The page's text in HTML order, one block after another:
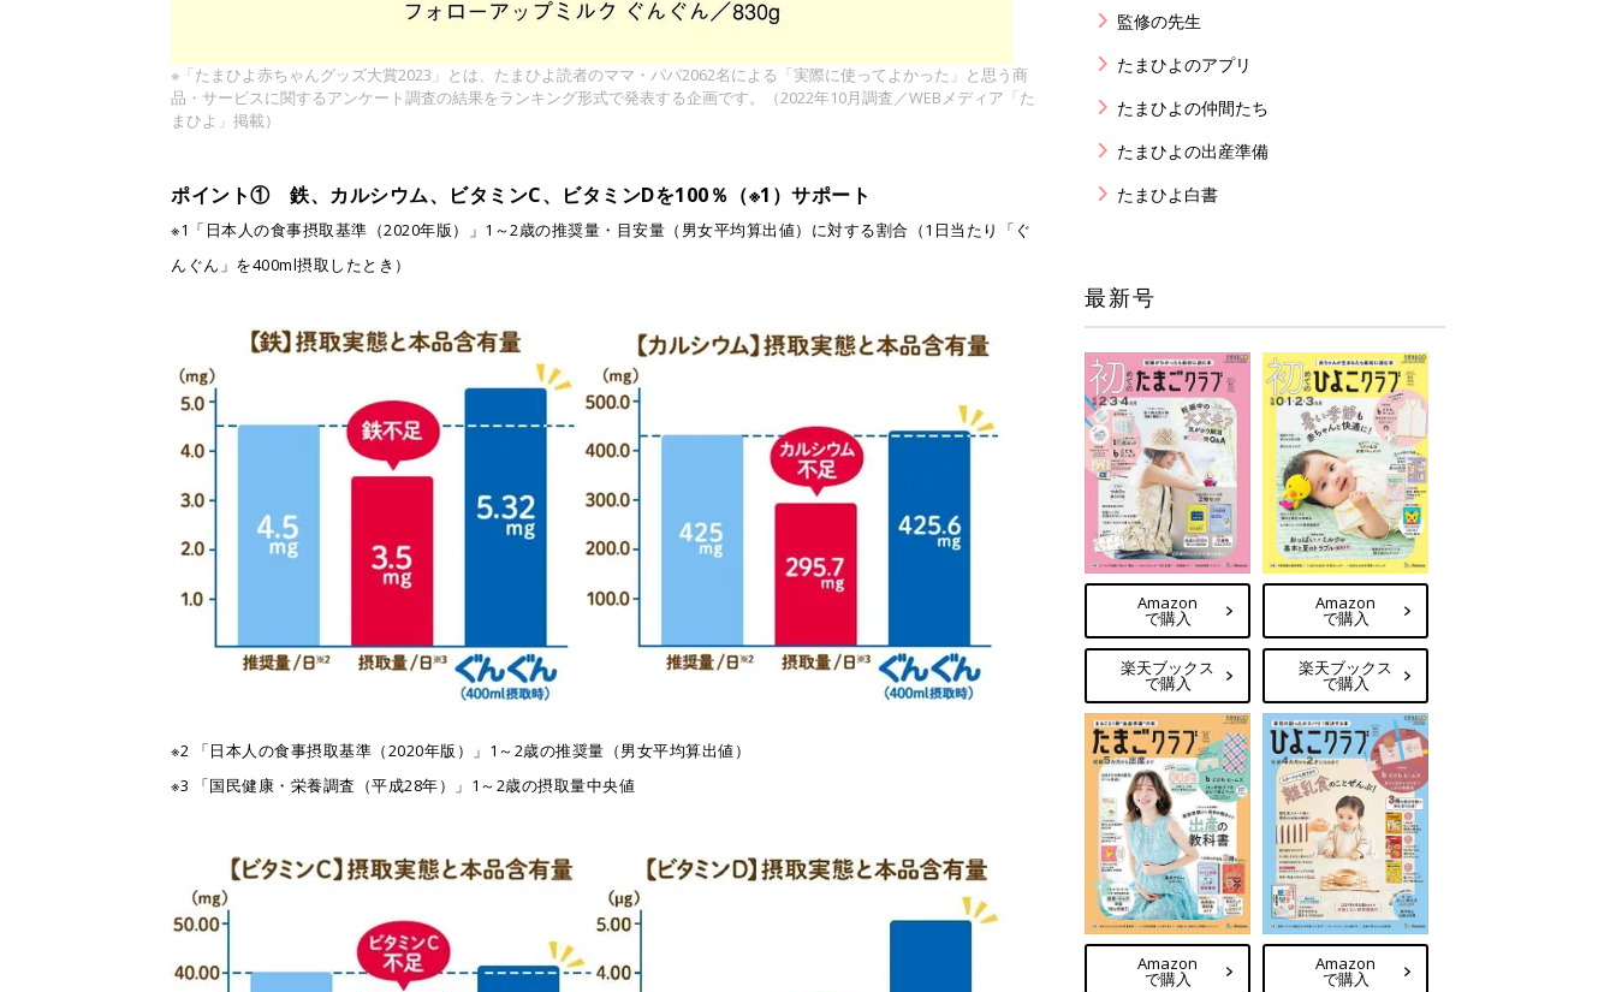
※「たまひよ赤ちゃんグッズ大賞2023」とは、たまひよ読者のママ・パパ2062名による「実際に使ってよかった」と思う商
品・サービスに関するアンケート調査の結果をランキング形式で発表する企画です。（2022年10月調査／WEBメディア「た
まひよ」掲載）
ポイント① 鉄、カルシウム、ビタミンC、ビタミンDを100％（※1）サポート
※1「日本人の食事摂取基準（2020年版）」1～2歳の推奨量・目安量（男女平均算出値）に対する割合（1日当たり「ぐ
んぐん」を400ml摂取したとき）
※2 「日本人の食事摂取基準（2020年版）」1～2歳の推奨量（男女平均算出値）
※3 「国民健康・栄養調査（平成28年）」1～2歳の摂取量中央値
監修の先生
たまひよのアプリ
たまひよの仲間たち
たまひよの出産準備
たまひよ白書
最新号
Amazon
で購入
楽天ブックス
で購入
Amazon
で購入
楽天ブックス
で購入
Amazon
で購入
Amazon
で購入